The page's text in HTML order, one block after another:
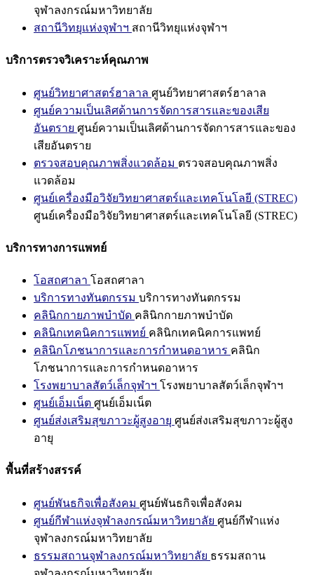
จุฬาลงกรณ์มหาวิทยาลัย
สถานีวิทยุแห่งจุฬาฯ สถานีวิทยุแห่งจุฬาฯ
บริการตรวจวิเคราะห์คุณภาพ
ศูนย์วิทยาศาสตร์ฮาลาล ศูนย์วิทยาศาสตร์ฮาลาล
ศูนย์ความเป็นเลิศด้านการจัดการสารและของเสีย
อันตราย ศูนย์ความเป็นเลิศด้านการจัดการสารและของ
เสียอันตราย
ตรวจสอบคุณภาพสิ่งแวดล้อม ตรวจสอบคุณภาพสิ่ง
แวดล้อม
ศูนย์เครื่องมือวิจัยวิทยาศาสตร์และเทคโนโลยี (STREC)
ศูนย์เครื่องมือวิจัยวิทยาศาสตร์และเทคโนโลยี (STREC)
บริการทางการแพทย์
โอสถศาลา โอสถศาลา
บริการทางทันตกรรม บริการทางทันตกรรม
คลินิกกายภาพบำบัด คลินิกกายภาพบำบัด
คลินิกเทคนิคการแพทย์ คลินิกเทคนิคการแพทย์
คลินิกโภชนาการและการกำหนดอาหาร คลินิก
โภชนาการและการกำหนดอาหาร
โรงพยาบาลสัตว์เล็กจุฬาฯ โรงพยาบาลสัตว์เล็กจุฬาฯ
ศูนย์เอ็มเน็ต ศูนย์เอ็มเน็ต
ศูนย์ส่งเสริมสุขภาวะผู้สูงอายุ ศูนย์ส่งเสริมสุขภาวะผู้สูง
อายุ
พื้นที่สร้างสรรค์
ศูนย์พันธกิจเพื่อสังคม ศูนย์พันธกิจเพื่อสังคม
ศูนย์กีฬาแห่งจุฬาลงกรณ์มหาวิทยาลัย ศูนย์กีฬาแห่ง
จุฬาลงกรณ์มหาวิทยาลัย
ธรรมสถานจุฬาลงกรณ์มหาวิทยาลัย ธรรมสถาน